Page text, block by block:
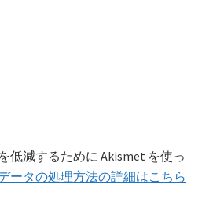
低減するために Akismet を使っ
ータの処理方法の詳細はこちら